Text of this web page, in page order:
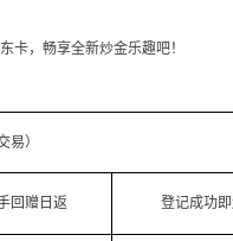
卡，畅享全新炒金乐趣吧！
）
回赠日返 登记成功